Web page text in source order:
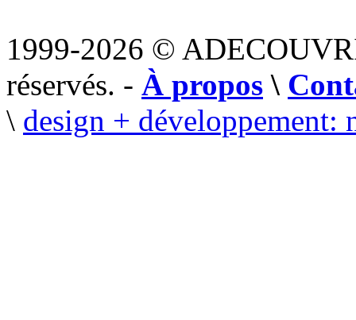
1999-2026 ©
réservés. - À propos \
\ design + développement: